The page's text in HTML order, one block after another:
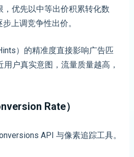
，优先以中等出价积累转化数
上调竞争性出价。
）的精准度直接影响广告匹
户真实意图，流量质量越高，
Rate）
API 与像素追踪工具。